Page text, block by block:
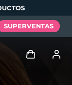
SUPERVENTAS